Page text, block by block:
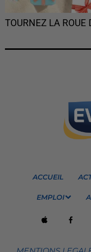
TOURNEZ LA ROUE
ACCUEIL
EMPLOI